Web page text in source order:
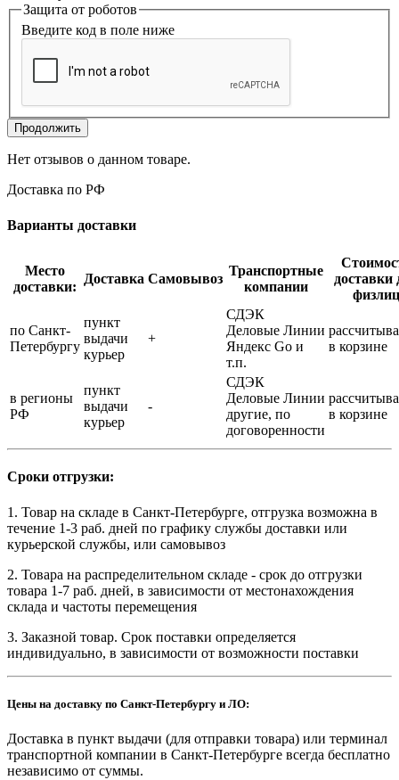
Защита от роботов
Введите код в поле ниже
Продолжить
Нет отзывов о данном товаре.
Доставка по РФ
Варианты доставки
Место
доставки:
Доставка Самовывоз
Транспортные
компании
доставки
физлиц
по Санкт-
Петербургу
пункт
выдачи
курьер
+
СДЭК
Деловые Линии
Яндекс Go и
т.п.
в корзине
в регионы
РФ
пункт
выдачи
курьер
-
СДЭК
Деловые Линии
другие, по
договоренности
в корзине
Сроки отгрузки:
1. Товар на складе в Санкт-Петербурге, отгрузка возможна в
течение 1-3 раб. дней по графику службы доставки или
курьерской службы, или самовывоз
2. Товара на распределительном складе - срок до отгрузки
товара 1-7 раб. дней, в зависимости от местонахождения
склада и частоты перемещения
3. Заказной товар. Срок поставки определяется
индивидуально, в зависимости от возможности поставки
Цены на доставку по Санкт-Петербургу и ЛО:
Доставка в пункт выдачи (для отправки товара) или терминал
транспортной компании в Санкт-Петербурге всегда бесплатно
независимо от суммы.